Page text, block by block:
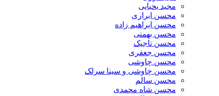
مجید یحیایی
محسن ابراری
محسن ابراهیم زاده
محسن بهمنی
محسن تاجیک
محسن جعفری
محسن چاوشی
محسن چاوشی و سینا سرلک
محسن سالم
محسن شاه محمدی